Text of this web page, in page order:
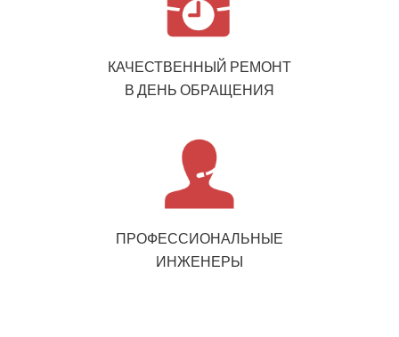
КАЧЕСТВЕННЫЙ РЕМОНТ
В ДЕНЬ ОБРАЩЕНИЯ
ПРОФЕССИОНАЛЬНЫЕ
ИНЖЕНЕРЫ